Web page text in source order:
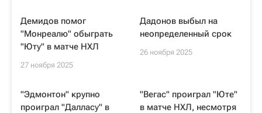
Демидов помог
"Монреалю" обыграть
"Юту" в матче НХЛ
27 ноября 2025
Дадонов выбыл на
неопределенный срок
26 ноября 2025
"Эдмонтон" крупно
проиграл "Далласу" в
"Вегас" проиграл "Юте"
в матче НХЛ, несмотря